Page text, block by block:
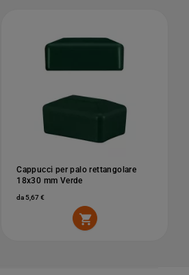
Cappucci per palo rettangolare
18x30 mm Verde
da 5,67 €
